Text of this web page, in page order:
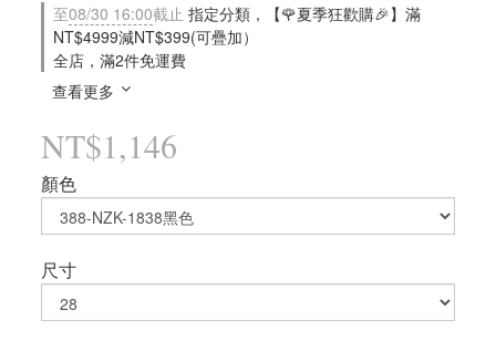
至08/30 16:00截止 指定分類，【🌹夏季狂歡購🎉】滿
NT$4999減NT$399(可疊加）
全店，滿2件免運費
查看更多
NT$1,146
顏色
尺寸